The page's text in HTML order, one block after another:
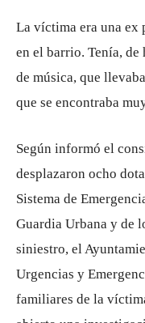
La víctima era una ex
en el barrio. Tenía, de
de música, que
que se encontraba
Según informó el
desplazaron ocho
Sistema de
Guardia Urbana y de
siniestro, el
Urgencias y
familiares de la